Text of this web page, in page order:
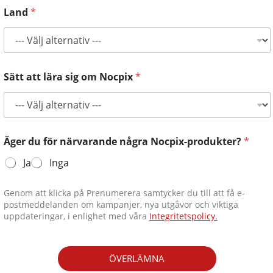
Land *
Sätt att lära sig om Nocpix*
Äger du för närvarande några Nocpix-produkter?*
Ja
Inga
Genom att klicka på Prenumerera samtycker du till att få e-
postmeddelanden om kampanjer, nya utgåvor och viktiga
uppdateringar, i enlighet med våra Integritetspolicy.
ÖVERLÄMNA